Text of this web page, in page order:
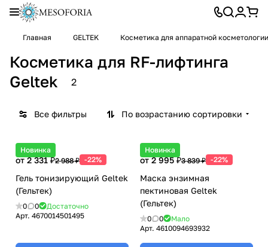
Главная GELTEK Косметика для аппаратной
Косметика для RF-лифтинга
Geltek
2
Все фильтры По возрастанию сортировки
Новинка
от 2 331 ₽2 988 ₽ -22%
Гель тонизирующий Geltek
(Гельтек)
0 0
Достаточно
Арт. 4670014501495
Новинка
от 2 995 ₽3 839 ₽ -22%
Маска энзимная
пектиновая Geltek
(Гельтек)
0 0
Мало
Арт. 4610094693932